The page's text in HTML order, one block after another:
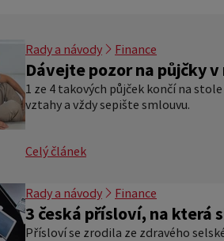
Rady a návody Finance
Dávejte pozor na půjčky
1 ze 4 takových půjček končí na
vztahy a vždy sepište smlouvu.
Celý článek
Rady a návody Finance
3 česká přísloví, na která
Přísloví se zrodila ze zdravého